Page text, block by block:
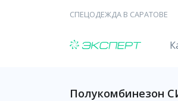
СПЕЦОДЕЖДА В САРАТОВЕ
Полукомбинезон